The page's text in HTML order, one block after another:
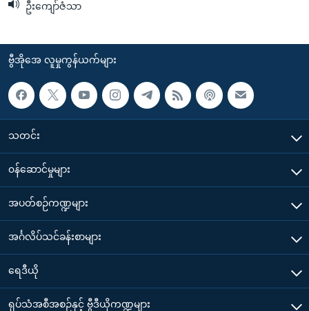
ဦးကျော်ဇံသာ
ဗွီအိုအေ လူမှုကွန်ယက်များ
သတင်း
၀န်ဆောင်မှုများ
အပတ်စဉ်ကဏ္ဍများ
အင်္ဂလိပ်သင်ခန်းစာများ
ရေဒီယို
ရုပ်သံအစီအစဉ်နှင့် ဗွီဒီယိုကဏ္ဍများ